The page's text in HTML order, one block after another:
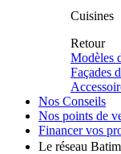
Cuisines
Retour
Modèles
Façades
Nos Conseils
Nos points de
Financer vos
Le réseau